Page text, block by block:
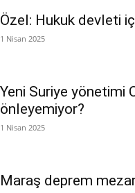
Özel: Hukuk devleti
1 Nisan 2025
Yeni Suriye yönetimi
önleyemiyor?
1 Nisan 2025
Maraş deprem